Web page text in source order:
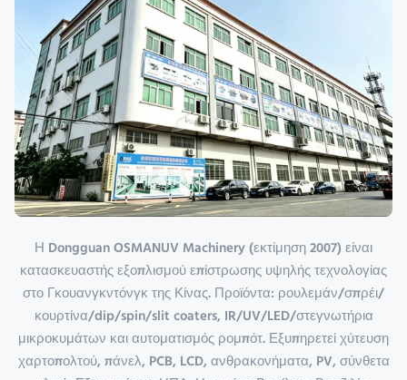
Η Dongguan OSMANUV Machinery (εκτίμηση 2007) είναι
κατασκευαστής εξοπλισμού επίστρωσης υψηλής τεχνολογίας
στο Γκουανγκντόνγκ της Κίνας. Προϊόντα: ρουλεμάν/σπρέι/
κουρτίνα/dip/spin/slit coaters, IR/UV/LED/στεγνωτήρια
μικροκυμάτων και αυτοματισμός ρομπότ. Εξυπηρετεί χύτευση
χαρτοπολτού, πάνελ, PCB, LCD, ανθρακονήματα, PV, σύνθετα